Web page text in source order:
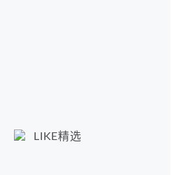
LIKE精选